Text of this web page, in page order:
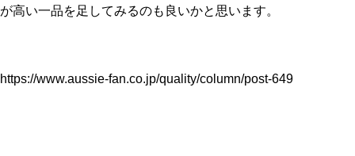
が高い一品を足してみるのも良いかと思います。
https://www.aussie-fan.co.jp/quality/column/post-649